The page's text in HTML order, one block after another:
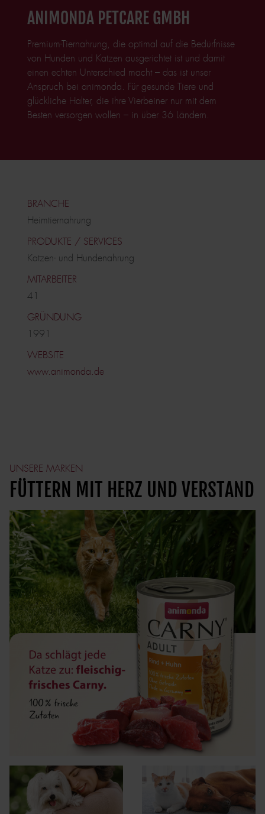
ANIMONDA PETCARE GMBH
Premium-Tiernahrung, die optimal auf die Bedürfnisse
von Hunden und Katzen ausgerichtet ist und damit
einen echten Unterschied macht – das ist unser
Anspruch bei animonda. Für gesunde Tiere und
glückliche Halter, die ihre Vierbeiner nur mit dem
Besten versorgen wollen – in über 36 Ländern.
BRANCHE
Heimtiernahrung
PRODUKTE / SERVICES
Katzen- und Hundenahrung
MITARBEITER
41
GRÜNDUNG
1991
WEBSITE
www.animonda.de
UNSERE MARKEN
FÜTTERN MIT HERZ UND VERSTAND